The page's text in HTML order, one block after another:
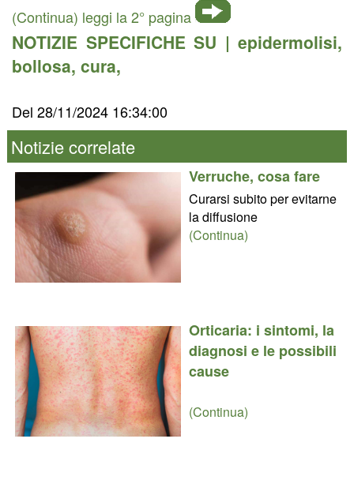
(Continua) leggi la 2° pagina
NOTIZIE SPECIFICHE SU | epidermolisi,
bollosa, cura,
Del 28/11/2024 16:34:00
Notizie correlate
Verruche, cosa fare
Curarsi subito per evitarne
la diffusione
(Continua)
Orticaria: i sintomi, la
diagnosi e le possibili
cause
(Continua)